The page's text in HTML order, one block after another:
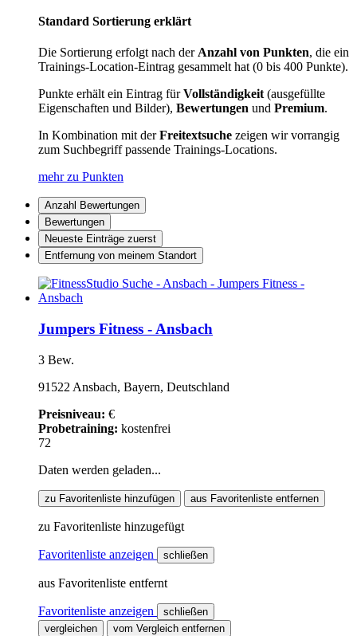
Standard Sortierung erklärt
Die Sortierung erfolgt nach der Anzahl von Punkten, die ein
Trainings-Location-Eintrag gesammelt hat (0 bis 400 Punkte).
Punkte erhält ein Eintrag fürVollständigkeit (ausgefüllte
Eigenschaften und Bilder), Bewertungen und Premium.
In Kombination mit derFreitextsuche zeigen wir vorrangig
zum Suchbegriff passende Trainings-Locations.
mehr zu Punkten
Anzahl Bewertungen
Bewertungen
Neueste Einträge zuerst
Entfernung von meinem Standort
Jumpers Fitness - Ansbach
3 Bew.
91522 Ansbach, Bayern, Deutschland
Preisniveau: €
Probetraining: kostenfrei
72
Daten werden geladen...
zu Favoritenliste hinzufügen aus Favoritenliste entfernen
zu Favoritenliste hinzugefügt
Favoritenliste anzeigen schließen
aus Favoritenliste entfernt
Favoritenliste anzeigen
schließen
vergleichen
vom Vergleich entfernen